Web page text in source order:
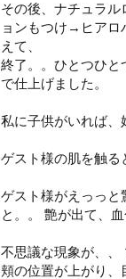
その後、ナチュラ
ョンもつけ→ヒアロ
えて、
終了。。ひとつひと
で仕上げました。
私に子供がいれば、
ゲスト様の肌を触る
ゲスト様がえっっと
と。。 艶が出て、血
不思議な現象が、、
頬の位置が上がり、